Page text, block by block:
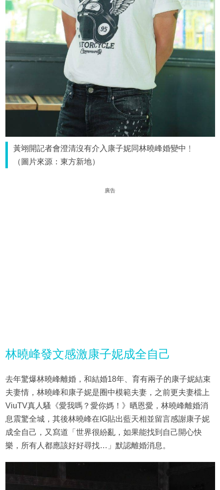
黃翊開記者會澄清沒有介入康子妮同林曉峰婚變中﹗
（圖片來源：東方新地）
廣告
林曉峰發文感激康子妮成全自己
去年驚爆林曉峰離婚，和結婚18年、育有兩子的康子妮結束
夫妻情，林曉峰和康子妮是圈中模範夫妻，之前更夫妻檔上
ViuTV真人騷《愛我嗎？愛你媽！》晒恩愛，林曉峰離婚消
息震驚全城，其後林曉峰在IG貼出藍天相並留言感謝康子妮
成全自己，又寫道「世界很紛亂，如果能找到自己開心快
樂，所有人都應該好好尋找…」默認離婚消息。